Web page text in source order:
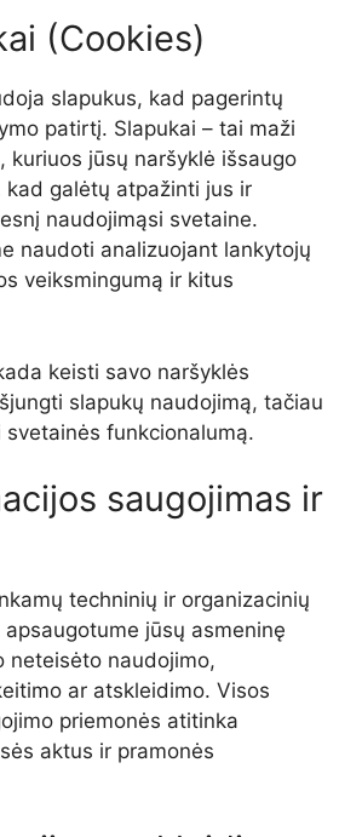
(Cookies)
slapukus, kad pagerintų
patirtį. Slapukai – tai maži
kuriuos jūsų naršyklė išsaugo
kad galėtų atpažinti jus ir
naudojimąsi svetaine.
naudoti analizuojant lankytojų
veiksmingumą ir kitus
keisti savo naršyklės
slapukų naudojimą, tačiau
funkcionalumą.
saugojimas ir
techninių ir organizacinių
jūsų asmeninę
neteisėto naudojimo,
ar atskleidimo. Visos
priemonės atitinka
aktus ir pramonės